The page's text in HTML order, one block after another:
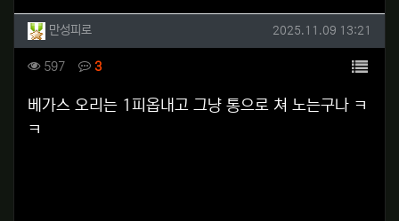
작성자 정보
만성피로 작성일
2025.11.09 13:21
컨텐츠 정보
597조회 3댓글 목록
본문
베가스 오리는 1피옵내고 그냥 통으로 쳐 노는구나 ㅋ
ㅋ